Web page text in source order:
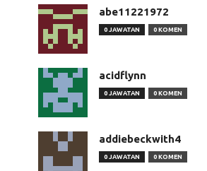
abe11221972
0 JAWATAN 0 KOMEN
acidflynn
0 JAWATAN 0 KOMEN
addiebeckwith4
0 JAWATAN 0 KOMEN